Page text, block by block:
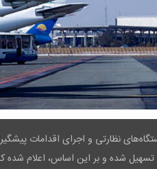
نظارتی و اجرای اقدامات